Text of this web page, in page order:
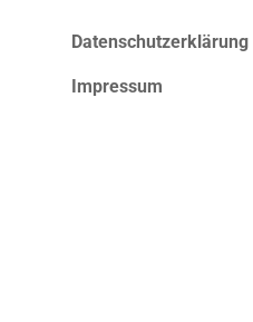
Datenschutzerklärung
Impressum